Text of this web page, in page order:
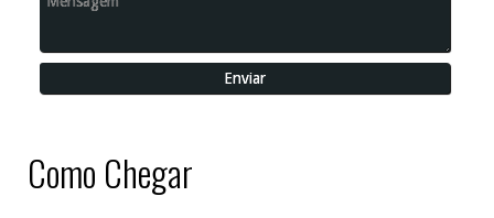
Como Chegar